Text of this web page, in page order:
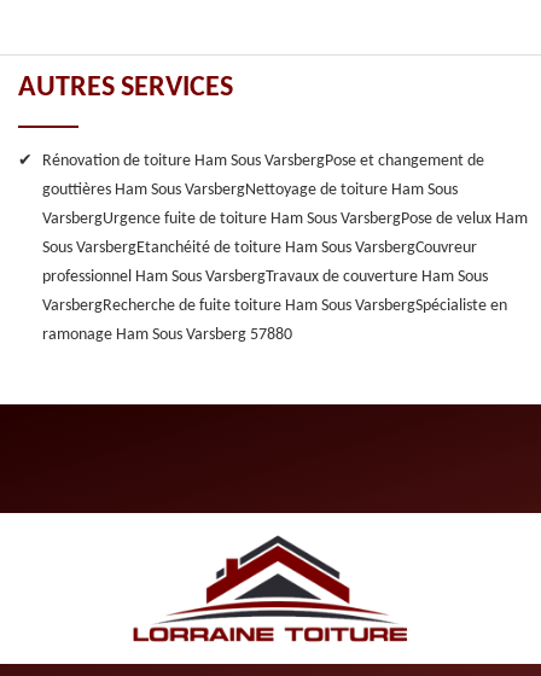
AUTRES SERVICES
Rénovation de toiture Ham Sous VarsbergPose et changement de
gouttières Ham Sous VarsbergNettoyage de toiture Ham Sous
VarsbergUrgence fuite de toiture Ham Sous VarsbergPose de velux Ham
Sous VarsbergEtanchéité de toiture Ham Sous VarsbergCouvreur
professionnel Ham Sous VarsbergTravaux de couverture Ham Sous
VarsbergRecherche de fuite toiture Ham Sous VarsbergSpécialiste en
ramonage Ham Sous Varsberg 57880